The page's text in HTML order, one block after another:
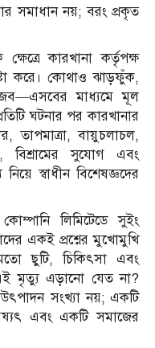
সমাধান নয়; বরং প্রকৃত
কারখানা কর্তৃপক্ষ
করে। কোথাও ঝাড়ফুঁক,
মাধ্যমে মূল
ঘটনার পর কারখানার
তাপমাত্রা, বায়ুচলাচল,
বিশ্রামের সুযোগ এবং
স্বাধীন বিশেষজ্ঞদের
লিমিটেডে সুইং
একই প্রশ্নের মুখোমুখি
ছুটি, চিকিৎসা এবং
মৃত্যু এড়ানো যেত না?
সংখ্যা নয়; একটি
এবং একটি সমাজের